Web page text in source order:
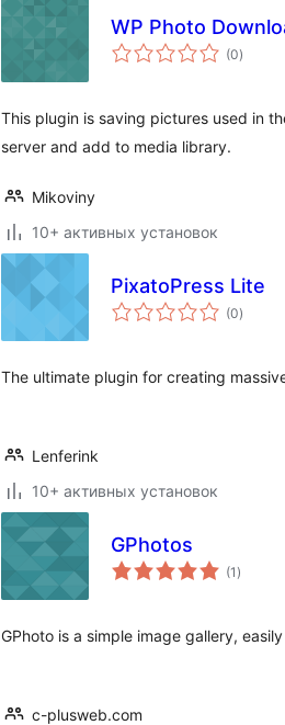
WP Photo
(0общий
рейтинг
)
This plugin is saving pictures used in
server and add to media library.
Mikoviny
10+ активных установок
PixatoPress Lite
(0общий
рейтинг
)
The ultimate plugin for creating
Lenferink
10+ активных установок
GPhotos
(1 общий
рейтинг
)
GPhoto is a simple image gallery,
c-plusweb.com